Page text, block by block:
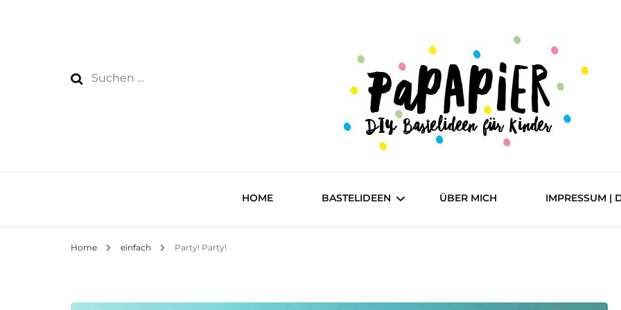
Suchen
Papapier
DIY Bastelideen für Kinder
HOME BASTELIDEEN ÜBER MICH IMPRESSUM |
Home einfach Party! Party!